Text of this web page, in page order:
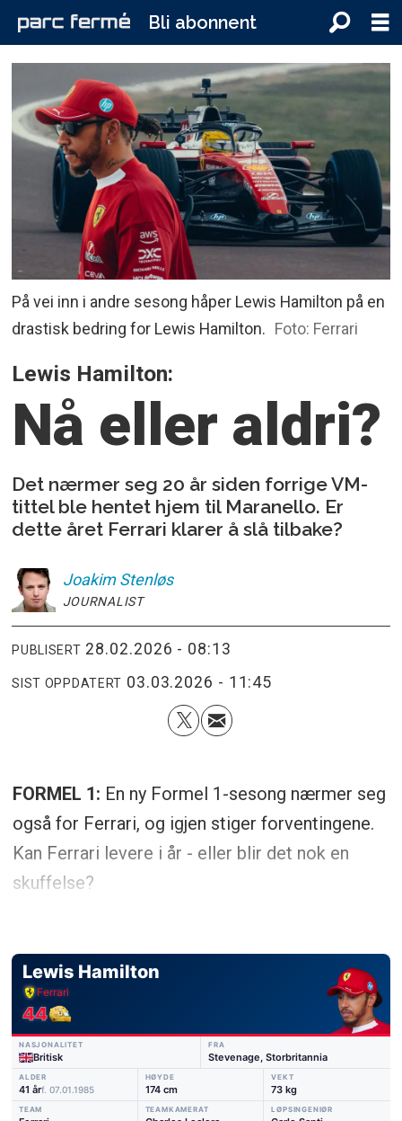
Bli abonnent
På vei inn i andre sesong håper Lewis Hamilton på en
drastisk bedring for Lewis Hamilton. Foto: Ferrari
Lewis Hamilton:
Nå eller aldri?
Det nærmer seg 20 år siden forrige VM-
tittel ble hentet hjem til Maranello. Er
dette året Ferrari klarer å slå tilbake?
Joakim Stenløs
JOURNALIST
PUBLISERT 28.02.2026 - 08:13
SIST OPPDATERT 03.03.2026 - 11:45
FORMEL 1: En ny Formel 1-sesong nærmer seg
også for Ferrari, og igjen stiger forventingene.
Kan Ferrari levere i år - eller blir det nok en
skuffelse?